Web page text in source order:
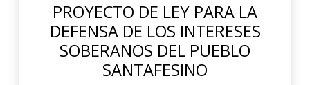
PROYECTO DE LEY PARA LA
DEFENSA DE LOS INTERESES
SOBERANOS DEL PUEBLO
SANTAFESINO